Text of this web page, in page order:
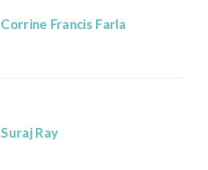
Corrine Francis Farla
Suraj Ray